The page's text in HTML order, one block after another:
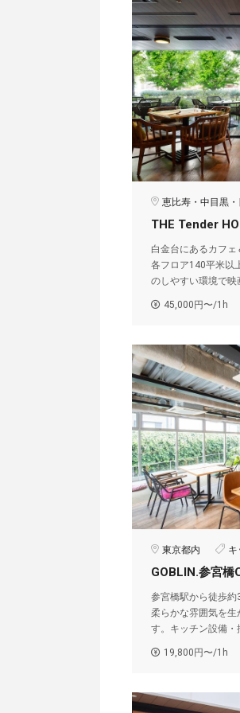
恵比寿・中目黒
THE Tender
白金台にあるカフ
各フロア140平米以
のしやすい環境で
45,000円〜/1h
東京都内 キ
GOBLIN.参宮橋
参宮橋駅から徒歩
柔らかな雰囲気を
す。キッチン設備
19,800円〜/1h